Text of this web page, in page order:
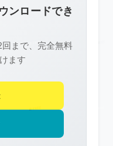
ンロードでき
まで、完全無料
ます